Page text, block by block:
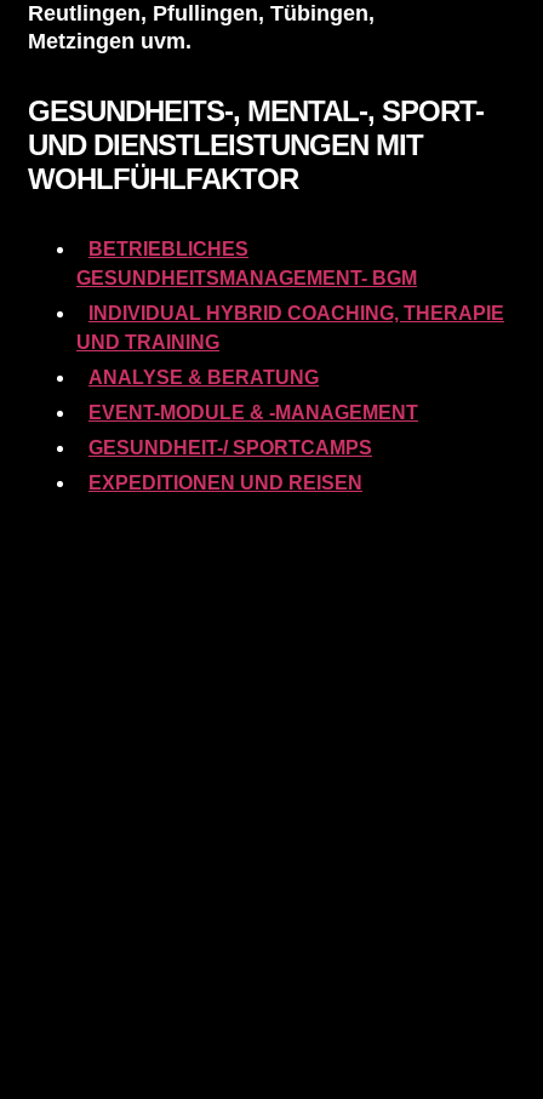
Reutlingen, Pfullingen, Tübingen,
Metzingen uvm.
GESUNDHEITS-, MENTAL-, SPORT-
UND DIENSTLEISTUNGEN MIT
WOHLFÜHLFAKTOR
BETRIEBLICHES
GESUNDHEITSMANAGEMENT- BGM
INDIVIDUAL HYBRID COACHING, THERAPIE
UND TRAINING
ANALYSE & BERATUNG
EVENT-MODULE & -MANAGEMENT
GESUNDHEIT-/ SPORTCAMPS
EXPEDITIONEN UND REISEN